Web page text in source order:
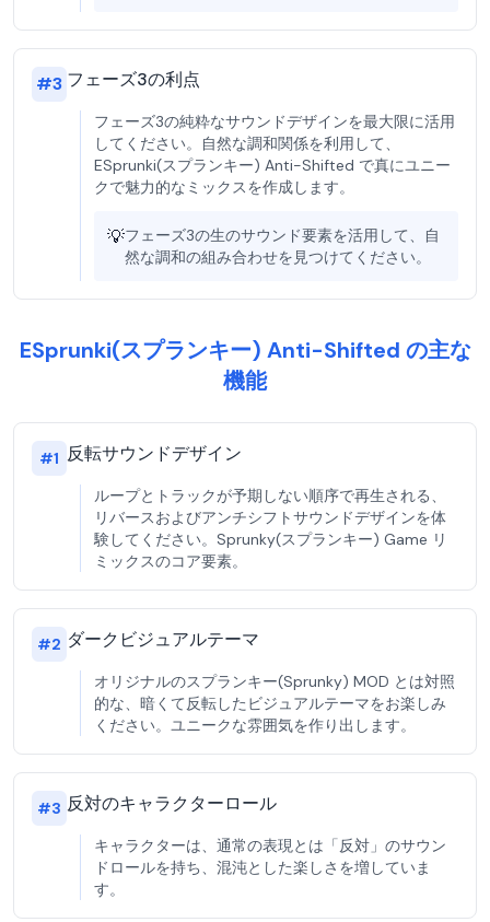
#3 フェーズ3の利点
フェーズ3の純粋なサウンドデザインを最大限に活用
してください。自然な調和関係を利用して、
ESprunki(スプランキー) Anti-Shifted で真にユニー
クで魅力的なミックスを作成します。
💡フェーズ3の生のサウンド要素を活用して、自
然な調和の組み合わせを見つけてください。
ESprunki(スプランキー) Anti-Shifted の主な
機能
#1 反転サウンドデザイン
ループとトラックが予期しない順序で再生される、
リバースおよびアンチシフトサウンドデザインを体
験してください。Sprunky(スプランキー) Game リ
ミックスのコア要素。
#2 ダークビジュアルテーマ
オリジナルのスプランキー(Sprunky) MOD とは対照
的な、暗くて反転したビジュアルテーマをお楽しみ
ください。ユニークな雰囲気を作り出します。
#3 反対のキャラクターロール
キャラクターは、通常の表現とは「反対」のサウン
ドロールを持ち、混沌とした楽しさを増していま
す。